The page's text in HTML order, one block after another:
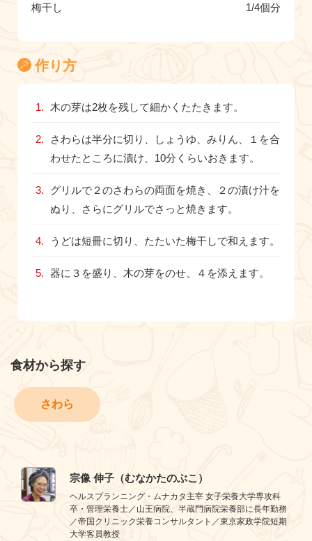
梅干し 1/4個分
作り方
木の芽は2枚を残して細かくたたきます。
さわらは半分に切り、しょうゆ、みりん、１を合
わせたところに漬け、10分くらいおきます。
グリルで２のさわらの両面を焼き、２の漬け汁を
ぬり、さらにグリルでさっと焼きます。
うどは短冊に切り、たたいた梅干しで和えます。
器に３を盛り、木の芽をのせ、４を添えます。
食材から探す
さわら
宗像 伸子（むなかたのぶこ）
ヘルスプランニング・ムナカタ主宰 女子栄養大学専攻科
卒・管理栄養士／山王病院、半蔵門病院栄養部に長年勤務
／帝国クリニック栄養コンサルタント／東京家政学院短期
大学客員教授